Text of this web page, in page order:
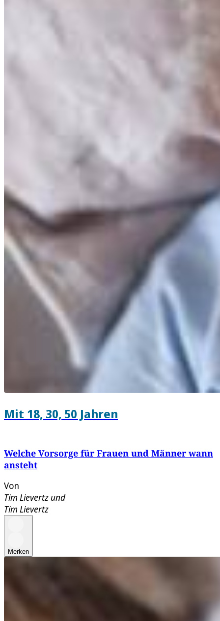
Mit 18, 30, 50 Jahren
Welche Vorsorge für Frauen und Männer wann
ansteht
Von
Tim Lievertz und
Tim Lievertz
Merken